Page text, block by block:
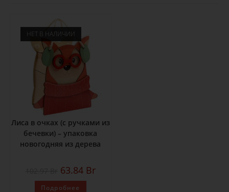
НЕТ В НАЛИЧИИ
Лиса в очках (с ручками из
бечевки) – упаковка
новогодняя из дерева
63.84 Br
Подробнее